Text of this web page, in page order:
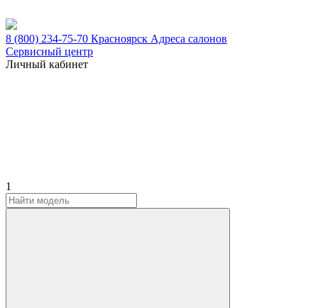
8 (800) 234-75-70 Красноярск Адреса салонов
Сервисный центр
Личный кабинет
1